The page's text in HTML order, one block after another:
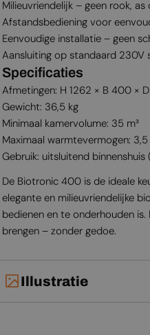
Milieuvriendelijk – geen rook, as
Afstandsbediening voor
Eenvoudige installatie – geen
Aansluiting op standaard
Specificaties
Afmetingen: H 1262 × B 400 ×
Gewicht: 36,5 kg
Minimaal kamervolume: 35 m³
Maximaal warmtevermogen: 3,5
Gebruik: uitsluitend binnenshuis
De Biotronic 400 is de ideale
elegante en milieuvriendelijke
bedienen en te onderhouden
brengen – zonder gedoe.
Illustratie